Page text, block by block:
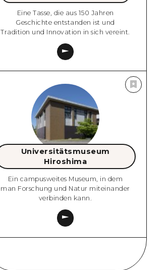
Eine Tasse, die aus 150 Jahren
Geschichte entstanden ist und
Tradition und Innovation in sich vereint.
Universitätsmuseum
Hiroshima
Ein campusweites Museum, in dem
man Forschung und Natur miteinander
verbinden kann.